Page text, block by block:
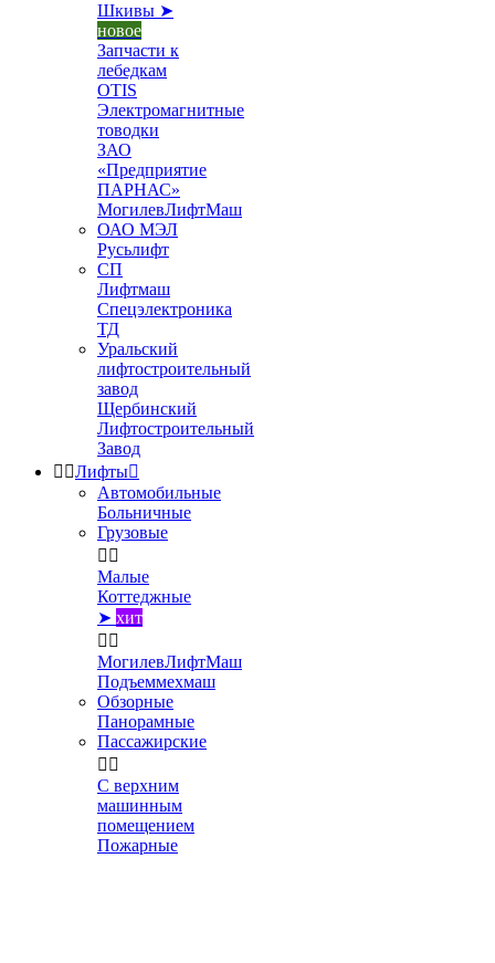
Шкивы ➤
новое
Запчасти к
лебедкам
OTIS
Электромагнитные
товодки
ЗАО
«Предприятие
ПАРНАС»
МогилевЛифтМаш
ОАО МЭЛ
Русьлифт
СП
Лифтмаш
Спецэлектроника
ТД
Уральский
лифтостроительный
завод
Щербинский
Лифтостроительный
Завод
 Лифты
Автомобильные
Больничные
Грузовые
 
Малые
Коттеджные
➤ хит
 
МогилевЛифтМаш
Подъеммехмаш
Обзорные
Панорамные
Пассажирские
 
С верхним
машинным
помещением
Пожарные